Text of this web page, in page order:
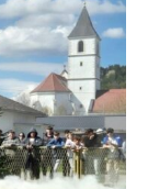
ugrožene